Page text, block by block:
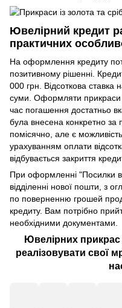
Ювелірний кредит
практичних
На оформлення кредиту
позитивному рішенні.
000 грн. Відсоткова ставка
суми. Оформляти прикраси
час погашення достатньо
була внесена конкретно за
помісячно, але є
урахуванням оплати
відбувається закриття
При оформленні "Посилки в
відділенні нової пошти, з
по поверненню грошей
кредиту. Вам потрібно
необхідними документами.
Ювелірних прикрас
реалізовувати свої